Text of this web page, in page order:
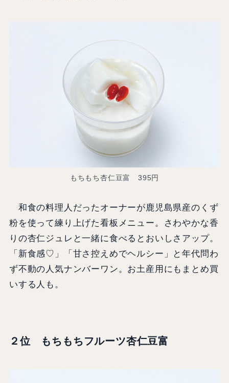
もちもち杏仁豆富 395円
和食の料理人だったオーナーが鹿児島県産のくず
粉を使って練り上げた看板メニュー。さわやかな香
りの杏仁ジュレと一緒に食べるとおいしさアップ。
「新食感♡」「甘さ控えめでヘルシー」と年代問わ
ず不動の人気ナンバーワン。お土産用にもまとめ買
いする人も。
２位 もちもちフルーツ杏仁豆富